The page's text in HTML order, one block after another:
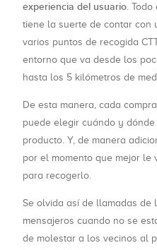
experiencia del usuario. Todo
tiene la suerte de contar con
varios puntos de recogida
entorno que va desde los
hasta los 5 kilómetros de
De esta manera, cada
puede elegir cuándo y dónde
producto. Y, de manera
por el momento que mejor le
para recogerlo.
Se olvida así de llamadas de
mensajeros cuando no se
de molestar a los vecinos al